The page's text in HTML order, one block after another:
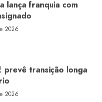
prevê transição longa
2026
assume Movimento
2026